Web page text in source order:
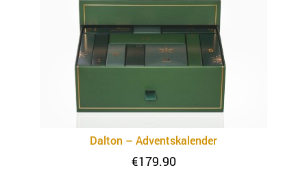
Dalton – Adventskalender
€179.90